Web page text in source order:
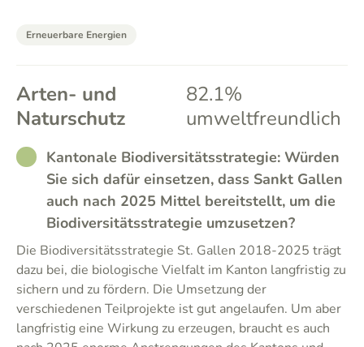
Erneuerbare Energien
Arten- und
Naturschutz
82.1%
umweltfreundlich
RATHER_GOOD
Kantonale Biodiversitätsstrategie: Würden
Sie sich dafür einsetzen, dass Sankt Gallen
auch nach 2025 Mittel bereitstellt, um die
Biodiversitätsstrategie umzusetzen?
Die Biodiversitätsstrategie St. Gallen 2018-2025 trägt
dazu bei, die biologische Vielfalt im Kanton langfristig zu
sichern und zu fördern. Die Umsetzung der
verschiedenen Teilprojekte ist gut angelaufen. Um aber
langfristig eine Wirkung zu erzeugen, braucht es auch